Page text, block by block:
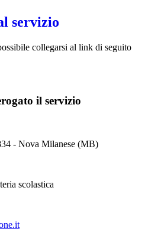
servizio
collegarsi al link di seguito
il servizio
- Nova Milanese (MB)
scolastica